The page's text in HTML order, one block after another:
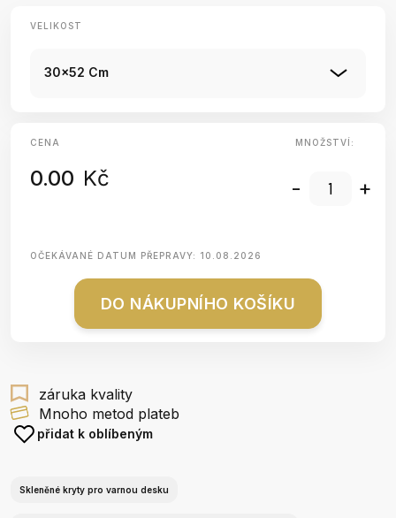
VELIKOST
30x52 Cm
CENA
0.00 Kč
MNOŽSTVÍ:
- +
OČEKÁVANÉ DATUM PŘEPRAVY: 10.08.2026
DO NÁKUPNÍHO KOŠÍKU
záruka kvality
Mnoho metod plateb
přidat k oblíbeným
Skleněné kryty pro varnou desku